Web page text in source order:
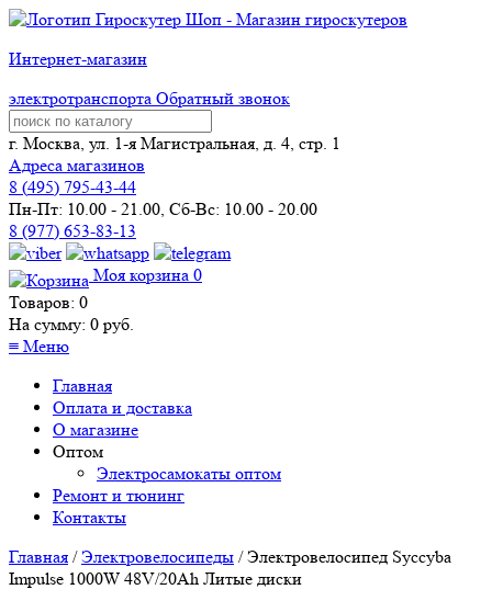
Интернет-магазин
электротранспорта Обратный звонок
г. Москва, ул. 1-я Магистральная, д. 4, стр. 1
Адреса магазинов
8 (495) 795-43-44
Пн-Пт: 10.00 - 21.00, Сб-Вс: 10.00 - 20.00
8 (977) 653-83-13
Моя корзина 0
Товаров: 0
На сумму: 0 руб.
≡ Меню
Главная
Оплата и доставка
О магазине
Оптом
Электросамокаты оптом
Ремонт и тюнинг
Контакты
Главная /Электровелосипеды /Электровелосипед Syccyba
Impulse 1000W 48V/20Ah Литые диски